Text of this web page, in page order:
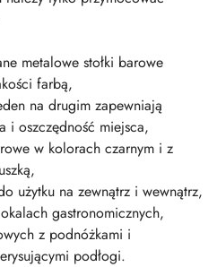
metalowe stołki barowe
farbą,
na drugim zapewniają
i oszczędność miejsca,
w kolorach czarnym i z
użytku na zewnątrz i wewnątrz,
gastronomicznych,
z podnóżkami i
podłogi.